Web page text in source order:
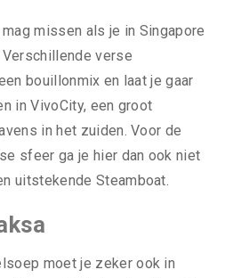
missen als je in Singapore
Verschillende verse
bouillonmix en laat je gaar
in VivoCity, een groot
in het zuiden. Voor de
sfeer ga je hier dan ook niet
uitstekende Steamboat.
moet je zeker ook in